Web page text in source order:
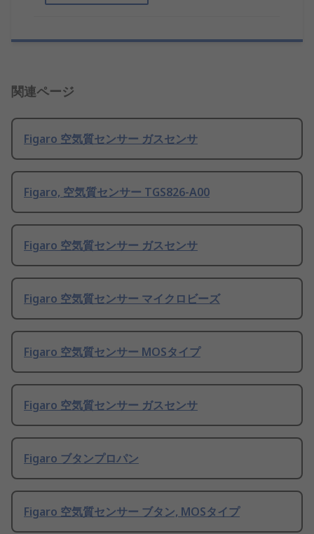
関連ページ
Figaro 空気質センサー ガスセンサ
Figaro, 空気質センサー TGS826-A00
Figaro 空気質センサー ガスセンサ
Figaro 空気質センサー マイクロビーズ
Figaro 空気質センサー MOSタイプ
Figaro 空気質センサー ガスセンサ
Figaro ブタンプロパン
Figaro 空気質センサー ブタン, MOSタイプ